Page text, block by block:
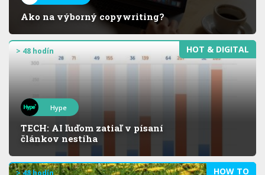
Ako na výborný copywriting?
HOT & DIGITAL
> 48 hodín
Hype
TECH: AI ľuďom zatiaľ v písaní
článkov nestíha
HOW TO